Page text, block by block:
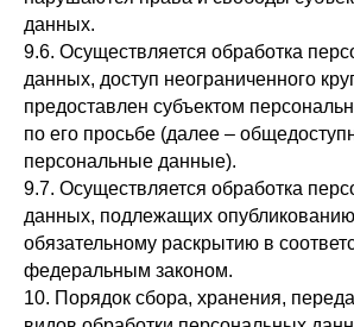
данных.
9.6. Осуществляется обработка
данных, доступ неограниченного
предоставлен субъектом
по его просьбе (далее –
персональные данные).
9.7. Осуществляется обработка
данных, подлежащих
обязательному раскрытию в
федеральным законом.
10. Порядок сбора, хранения,